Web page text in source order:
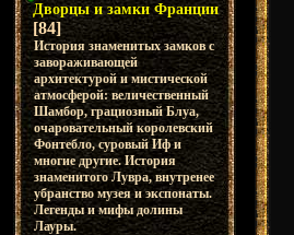
Дворцы и замки Франции
[84]
История знаменитых замков с
завораживающей
архитектурой и мистической
атмосферой: величественный
Шамбор, грациозный Блуа,
очаровательный королевский
Фонтебло, суровый Иф и
многие другие. История
знаменитого Лувра, внутренее
убранство музея и экспонаты.
Легенды и мифы долины
Лауры.